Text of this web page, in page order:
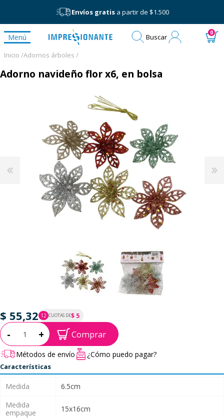
Envíos gratisa partir de $1.500
Menú Buscar 0
Inicio /Adornos árboles /
Adorno navideño flor x6, en bolsa
$ 55,32 12 CUOTAS DE$ 5
P.T.F. $ 55
Cantidad:
- + Comprar
Métodos de envío ¿Cómo puedo pagar?
Características
Medida
6.5cm
Medida
empaque
15x16cm